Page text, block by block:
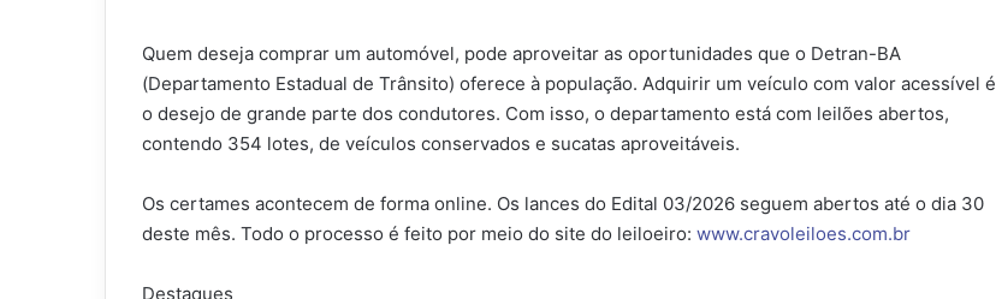
Quem deseja comprar um automóvel, pode aproveitar as oportunidades que o Detran-BA
(Departamento Estadual de Trânsito) oferece à população. Adquirir um veículo com valor acessível é
o desejo de grande parte dos condutores. Com isso, o departamento está com leilões abertos,
contendo 354 lotes, de veículos conservados e sucatas aproveitáveis.
Os certames acontecem de forma online. Os lances do Edital 03/2026 seguem abertos até o dia 30
deste mês. Todo o processo é feito por meio do site do leiloeiro: www.cravoleiloes.com.br
Destaques